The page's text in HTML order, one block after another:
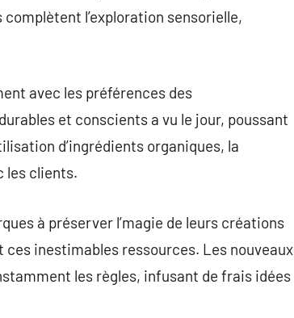
l’exploration sensorielle,
avec les préférences des
et conscients a vu le jour, poussant
d’ingrédients organiques, la
les clients.
à préserver l’magie de leurs créations
inestimables ressources. Les nouveaux
les règles, infusant de frais idées